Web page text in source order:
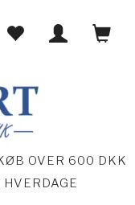
OVER 600 DKK